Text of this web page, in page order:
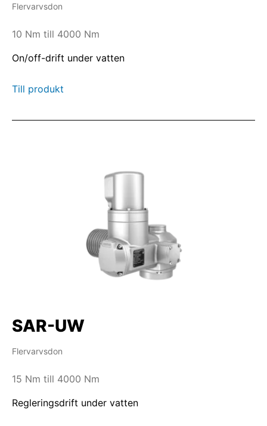
Flervarvsdon
10 Nm till 4000 Nm
On/off-drift under vatten
Till produkt
SAR-UW
Flervarvsdon
15 Nm till 4000 Nm
Regleringsdrift under vatten